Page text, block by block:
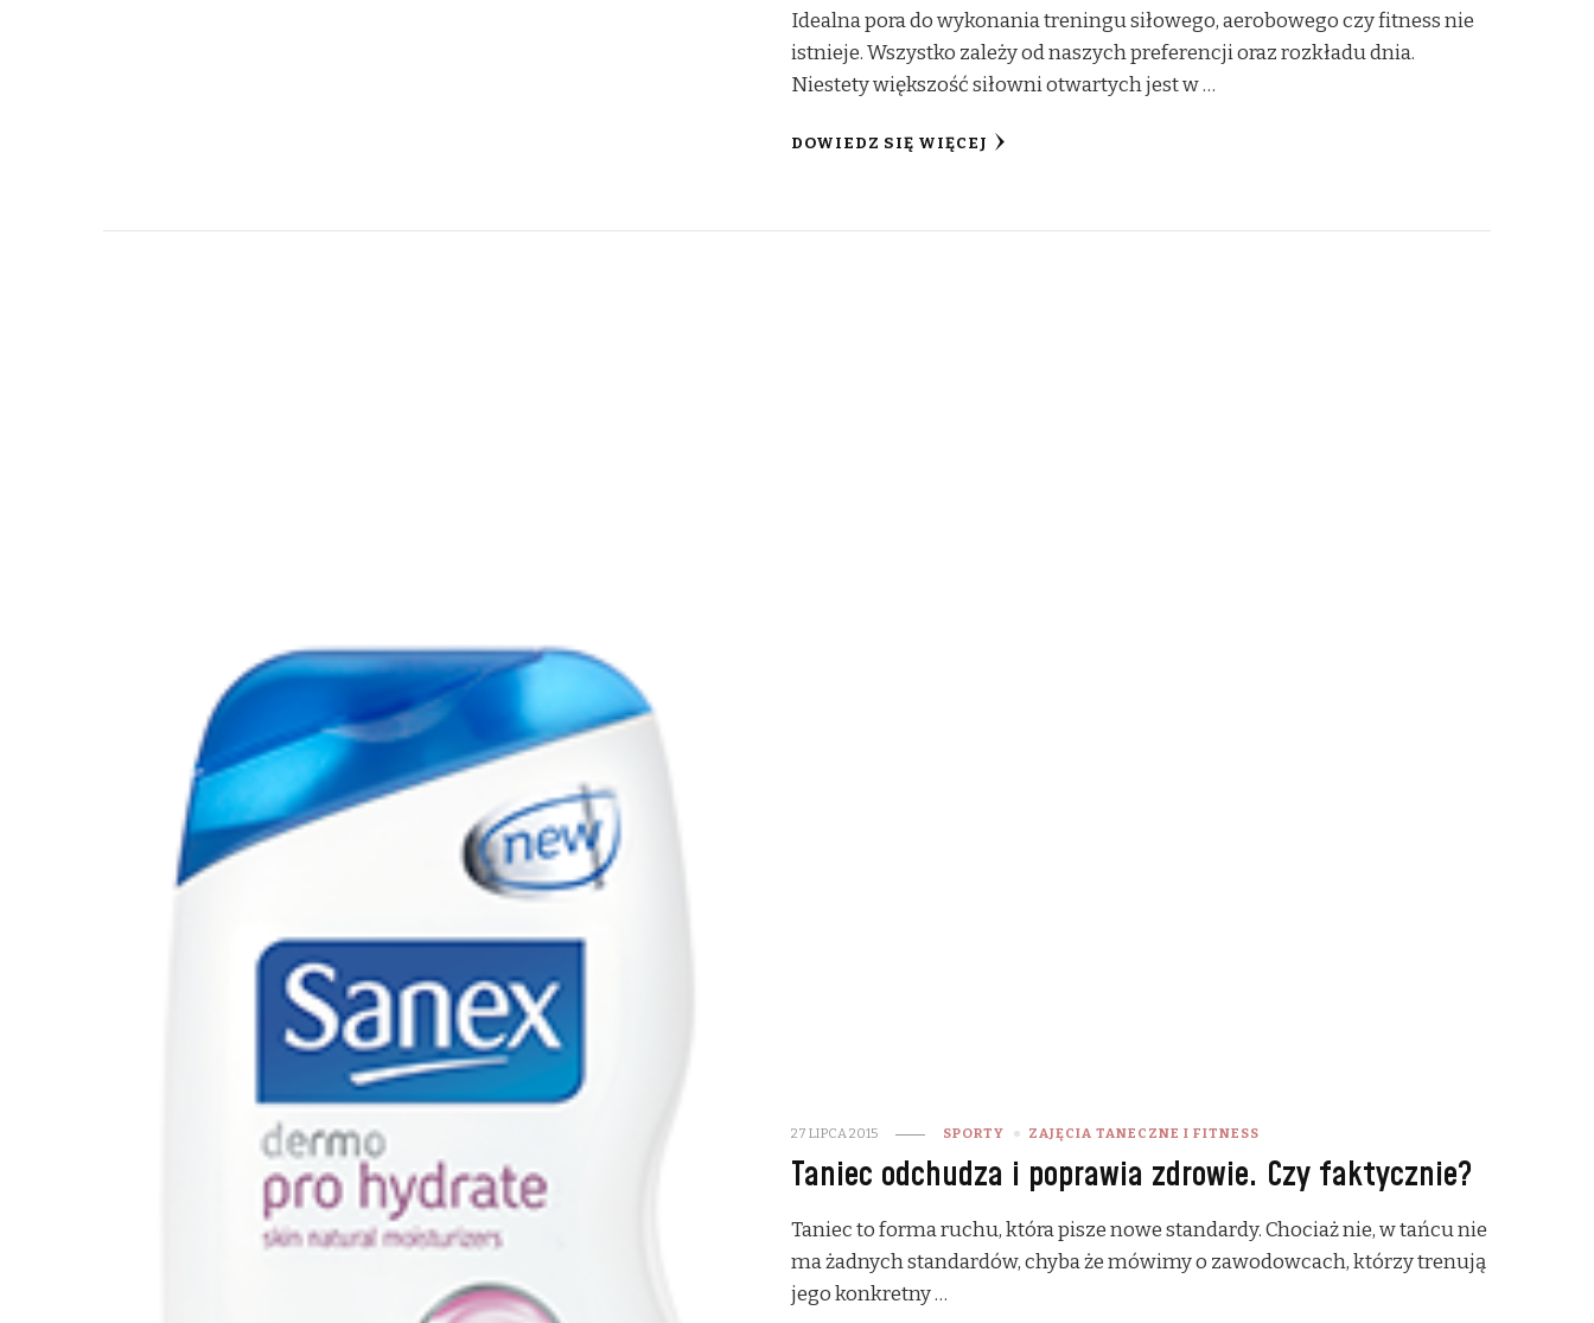
Idealna pora do wykonania treningu siłowego, aerobowego czy fitness nie
istnieje. Wszystko zależy od naszych preferencji oraz rozkładu dnia.
Niestety większość siłowni otwartych jest w …
DOWIEDZ SIĘ WIĘCEJ
27 LIPCA 2015 SPORTY ZAJĘCIA TANECZNE I FITNESS
Taniec odchudza i poprawia zdrowie. Czy faktycznie?
Taniec to forma ruchu, która pisze nowe standardy. Chociaż nie, w tańcu nie
ma żadnych standardów, chyba że mówimy o zawodowcach, którzy trenują
jego konkretny …